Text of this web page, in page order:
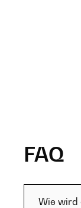
FAQ
Wie wird